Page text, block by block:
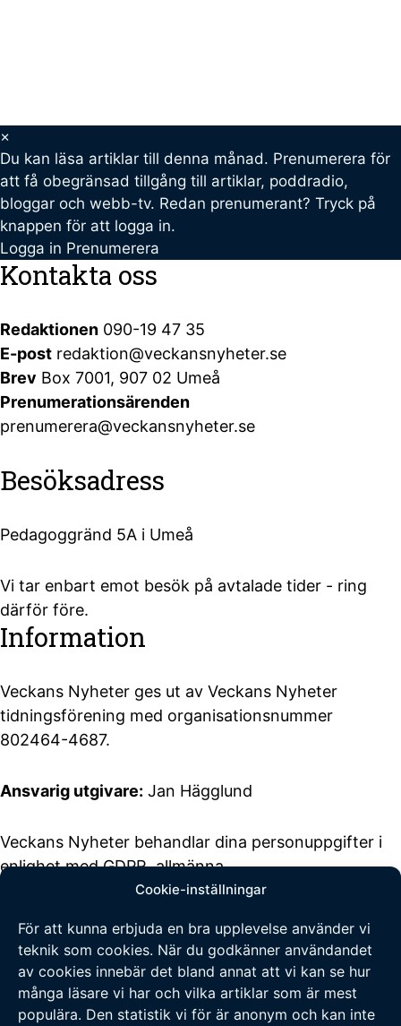
Cookie-inställningar
För att kunna erbjuda en bra upplevelse använder vi
teknik som cookies. När du godkänner användandet
av cookies innebär det bland annat att vi kan se hur
många läsare vi har och vilka artiklar som är mest
populära. Den statistik vi för är anonym och kan inte
×
Du kan läsa artiklar till denna månad. Prenumerera för
att få obegränsad tillgång till artiklar, poddradio,
bloggar och webb-tv. Redan prenumerant? Tryck på
knappen för att logga in.
Logga in Prenumerera
Kontakta oss
Redaktionen 090-19 47 35
E-post redaktion@veckansnyheter.se
Brev Box 7001, 907 02 Umeå
Prenumerationsärenden
prenumerera@veckansnyheter.se
Besöksadress
Pedagoggränd 5A i Umeå
Vi tar enbart emot besök på avtalade tider - ring
därför före.
Information
Veckans Nyheter ges ut av Veckans Nyheter
tidningsförening med organisationsnummer
802464-4687.
Ansvarig utgivare: Jan Hägglund
Veckans Nyheter behandlar dina personuppgifter i
enlighet med GDPR, allmänna
dataskyddsförordningen, (EU) 2016/679.
läsa våra allmänna villkor vid köp.
Tipsa oss
Vi tar tacksamt emot tips på nyheter och händelser